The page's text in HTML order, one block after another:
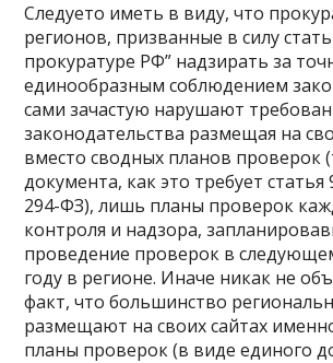
Следуето иметь в виду, что
регионов, призванные в силу
прокуратуре РФ” надзирать за
единообразным соблюдением
сами зачастую нарушают
законодательства размещая на
вместо сводных планов проверок
документа, как это требует
294-ФЗ), лишь планы проверок
контроля и надзора,
проведение проверок в
году в регионе. Иначе никак не
факт, что большинство
размещают на своих сайтах
планы проверок (в виде единого